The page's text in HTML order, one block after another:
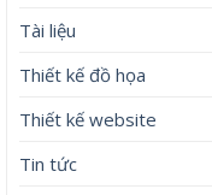
Tài liệu
Thiết kế đồ họa
Thiết kế website
Tin tức